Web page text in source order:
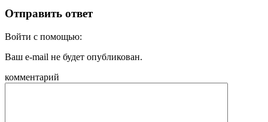
Отправить ответ
Войти с помощью:
Ваш e-mail не будет опубликован.
комментарий